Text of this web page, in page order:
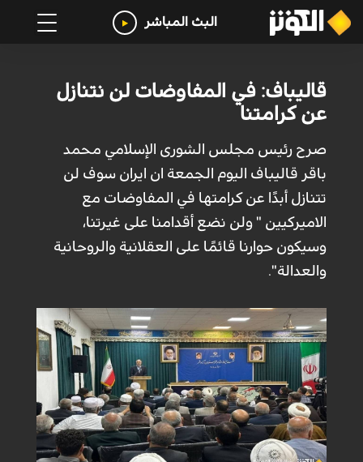
البث المباشر
قاليباف: في المفاوضات لن نتنازل
عن كرامتنا
صرح رئيس مجلس الشورى الإسلامي محمد
باقر قاليباف اليوم الجمعة ان ايران سوف لن
تتنازل أبدًا عن كرامتها في المفاوضات مع
الاميركيين " ولن نضع أقدامنا على غيرتنا،
وسيكون حوارنا قائمًا على العقلانية والروحانية
والعدالة".